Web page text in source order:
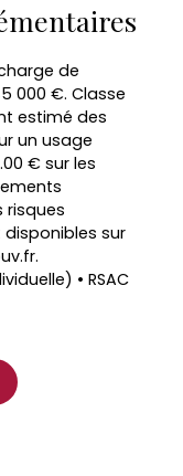
de
000 €. Classe
estimé des
un usage
€ sur les
risques
sur
• RSAC